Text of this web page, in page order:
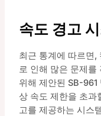
속도 경고
최근 통계에 따르면,
로 인해 많은 문제를
위해 제안된 SB-961
상 속도 제한을 초과
고를 제공하는 시스